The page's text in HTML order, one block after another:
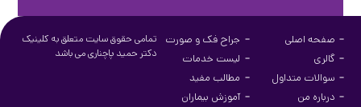
صفحه اصلی
گالری
سوالات متداول
درباره من
جراح فک و صورت
لیست خدمات
مطالب مفید
آموزش بیماران
تمامی حقوق سایت متعلق به کلینیک
دکتر حمید پاچناری می باشد